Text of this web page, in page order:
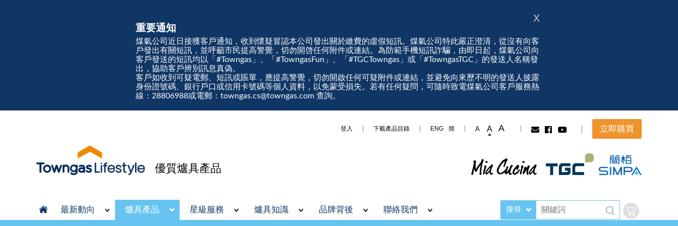
重要通知
煤氣公司近日接獲客戶通知，收到懷疑冒認本公司發出關於繳費的虛假短訊。煤氣公司特此嚴正澄清，從沒有向客
戶發出有關短訊，並呼籲市民提高警覺，切勿開啓任何附件或連結。為防範手機短訊詐騙，由即日起，煤氣公司向
客戶發送的短訊均以「#Towngas」、「#TowngasFun」、「#TGCTowngas」或「#TowngasTGC」的發送人名稱發
出，協助客戶辨別訊息真偽。
客戶如收到可疑電郵、短訊或賬單，應提高警覺，切勿開啟任何可疑附件或連結，並避免向來歷不明的發送人披露
身份證號碼、銀行戶口或信用卡號碼等個人資料，以免蒙受損失。若有任何疑問，可隨時致電煤氣公司客戶服務熱
線：28806988或電郵：towngas.cs@towngas.com 查詢。
X
登入 下載產品目錄 ENG 簡 A A A 立即購買
優質爐具產品
最新動向 爐具產品 星級服務 爐具知識 品牌背後 聯絡我們 搜尋